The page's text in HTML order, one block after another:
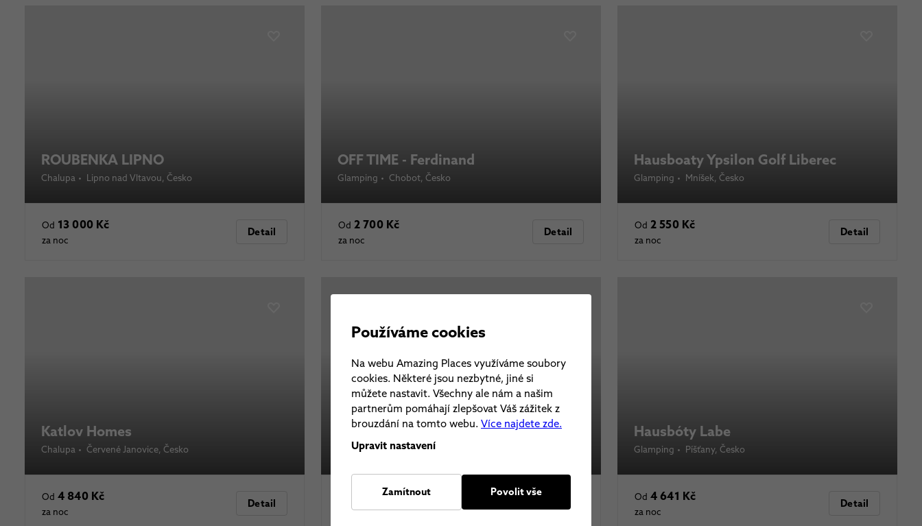
ROUBENKA LIPNO
Chalupa • Lipno nad Vltavou, Česko
Od 13 000 Kč
za noc
Detail
OFF TIME - Ferdinand
Glamping • Chobot, Česko
Od 2 700 Kč
za noc
Detail
Hausboaty Ypsilon Golf Liberec
Glamping • Mníšek, Česko
Od 2 550 Kč
za noc
Detail
Katlov Homes
Chalupa • Červené Janovice, Česko
Od 4 840 Kč
za noc
Detail
Kometa Lipno Blue Marine
Glamping • Frymburk, Česko
3 990 Kč
za noc
Hausbóty Labe
Glamping • Píšťany, Česko
Od 4 641 Kč
za noc
Detail
Používáme cookies
Na webu Amazing Places využíváme soubory
cookies. Některé jsou nezbytné, jiné si
můžete nastavit. Všechny ale nám a našim
partnerům pomáhají zlepšovat Váš zážitek z
brouzdání na tomto webu. Více najdete zde.
Upravit nastavení
Zamítnout Povolit vše